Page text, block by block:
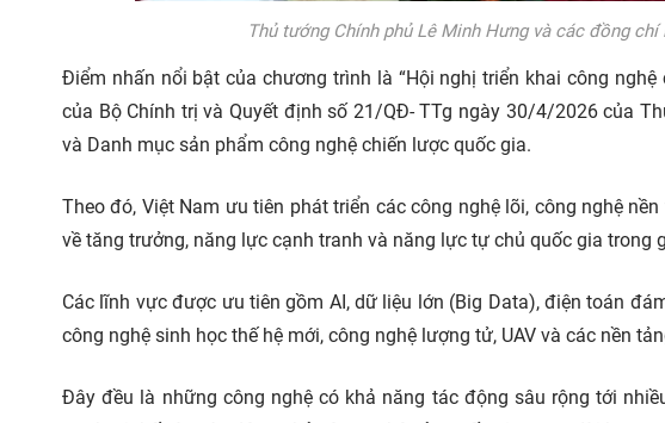
Thủ tướng Chính phủ Lê Minh Hưng và các đồng
Điểm nhấn nổi bật của chương trình là “Hội nghị triển khai công
của Bộ Chính trị và Quyết định số 21/QĐ- TTg ngày 30/4/2026 của
và Danh mục sản phẩm công nghệ chiến lược quốc gia.
Theo đó, Việt Nam ưu tiên phát triển các công nghệ lõi, công nghệ
về tăng trưởng, năng lực cạnh tranh và năng lực tự chủ quốc gia trong
Các lĩnh vực được ưu tiên gồm AI, dữ liệu lớn (Big Data), điện toán
công nghệ sinh học thế hệ mới, công nghệ lượng tử, UAV và các nền
Đây đều là những công nghệ có khả năng tác động sâu rộng tới